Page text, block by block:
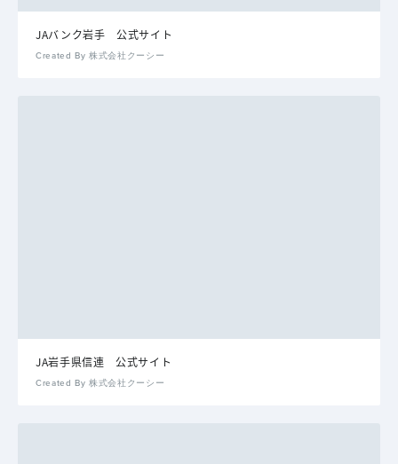
JAバンク岩手 公式サイト
Created By 株式会社クーシー
JA岩手県信連 公式サイト
Created By 株式会社クーシー